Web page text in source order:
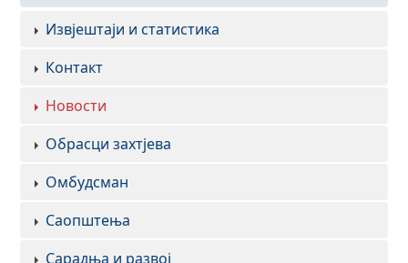
Извјештаји и статистика
Контакт
Новости
Обрасци захтјева
Омбудсман
Саопштења
Сарадња и развој